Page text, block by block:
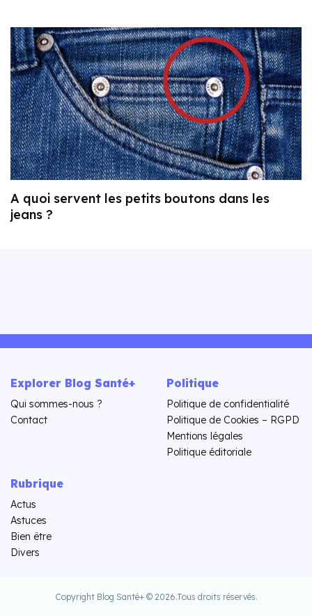
A quoi servent les petits boutons dans les
jeans ?
Explorer Blog Santé+
Qui sommes-nous ?
Contact
Politique
Politique de confidentialité
Politique de Cookies – RGPD
Mentions légales
Politique éditoriale
Rubrique
Actus
Astuces
Bien être
Divers
Copyright Blog Santé+ © 2026.Tous droits réservés.